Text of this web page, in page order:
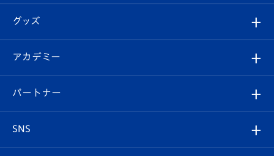
チケット
イベント
メディア
ホームタウン
スタッフプロフィール
マスコット紹介
はじめての観戦ガイド
Revive Team
ヴィヴィくんの長崎おもてなしガイド
フォトギャラリー
スタジアムグルメ
チケット
V-LOVERS（ファンクラブ）
プレイヤーズスイート
グッズ
オンラインショップ
店舗情報
アカデミー
育成からのお知らせ
U-18
パートナー
SNS